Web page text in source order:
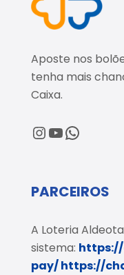
Aposte nos
tenha mais
Caixa.
Central de
PARCEIROS
A Loteria
sistema:
pay/https://